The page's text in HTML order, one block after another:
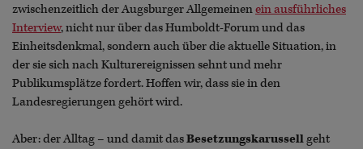
zwischenzeitlich der Augsburger Allgemeinenein ausführliches
Interview, nicht nur über das Humboldt-Forum und das
Einheitsdenkmal, sondern auch über die aktuelle Situation, in
der sie sich nach Kulturereignissen sehnt und mehr
Publikumsplätze fordert. Hoffen wir, dass sie in den
Landesregierungen gehört wird.
Aber: der Alltag – und damit dasBesetzungskarussellgeht